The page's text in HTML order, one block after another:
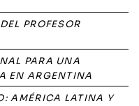
PROFESOR
PARA UNA
EN ARGENTINA
AMÉRICA LATINA Y